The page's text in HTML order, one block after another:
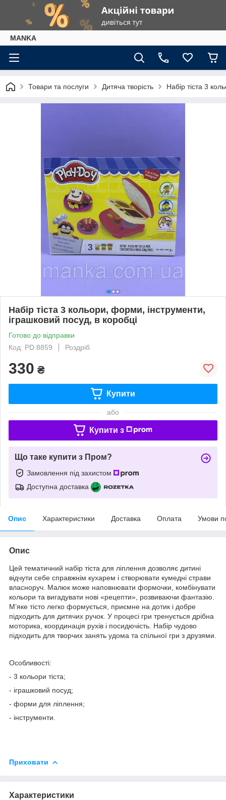
МАNKА
Товари та послуги Дитяча творість Набір тіста 3
Набір тіста 3 кольори, форми, інструменти,
іграшковий посуд, в коробці
Готово до відправки
Код: PD 8859
Роздріб
330 ₴
Купити
або
Купити з
Що таке купити з Пром?
Замовлення під захистом
Доступна доставка
Опис Характеристики Доставка Оплата Умови
Опис
Цей тематичний набір тіста для ліплення дозволяє дитині
відчути себе справжнім кухарем і створювати кумедні страви
власноруч. Малюк може наповнювати формочки, комбінувати
кольори та вигадувати нові «рецепти», розвиваючи фантазію.
М’яке тісто легко формується, приємне на дотик і добре
підходить для дитячих ручок. У процесі гри тренується дрібна
моторика, координація рухів і посидючість. Набір чудово
підходить для творчих занять удома та спільної гри з друзями.
Особливості:
- 3 кольори тіста;
- іграшковий посуд;
- форми для ліплення;
- інструменти.
Приховати
Характеристики